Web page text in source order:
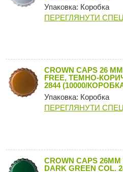
Упаковка: Коробка
ПЕРЕГЛЯНУТИ
CROWN CAPS 26
FREE, ТЕМНО-
2844 (10000/
Упаковка: Коробка
ПЕРЕГЛЯНУТИ
CROWN CAPS 26MM
DARK GREEN COL.